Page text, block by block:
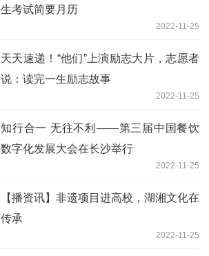
生考试简要月历
2022-11-25
天天速递！“他们”上演励志大片，志愿者
说：读完一生励志故事
2022-11-25
知行合一 无往不利——第三届中国餐饮
数字化发展大会在长沙举行
2022-11-25
【播资讯】非遗项目进高校，湖湘文化在
传承
2022-11-25